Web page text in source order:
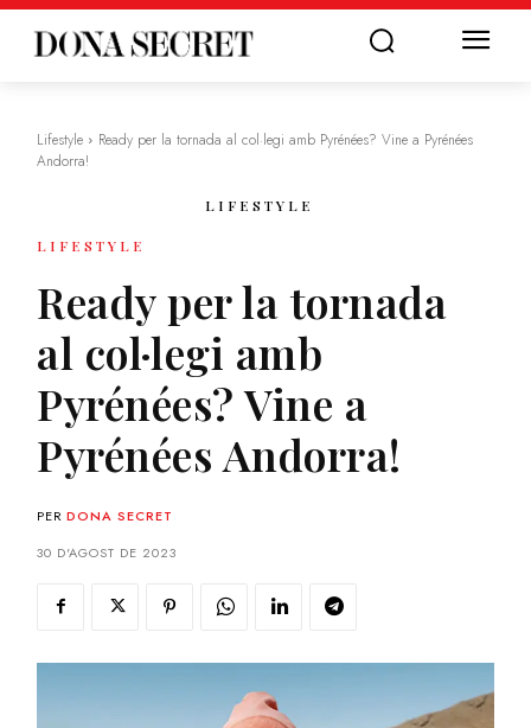
Lifestyle
Ready per la tornada al col·legi amb Pyrénées? Vine a Pyrénées
Andorra!
LIFESTYLE
LIFESTYLE
Ready per la tornada
al col·legi amb
Pyrénées? Vine a
Pyrénées Andorra!
PER DONA SECRET
30 D'AGOST DE 2023